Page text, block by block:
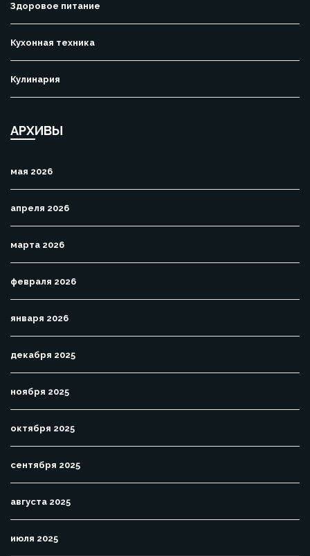
Здоровое питание
Кухонная техника
Кулинария
АРХИВЫ
мая 2026
апреля 2026
марта 2026
февраля 2026
января 2026
декабря 2025
ноября 2025
октября 2025
сентября 2025
августа 2025
июля 2025